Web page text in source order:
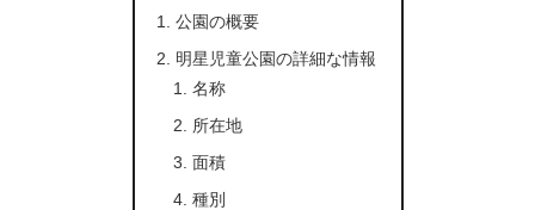
公園の概要
明星児童公園の詳細な情報
名称
所在地
面積
種別